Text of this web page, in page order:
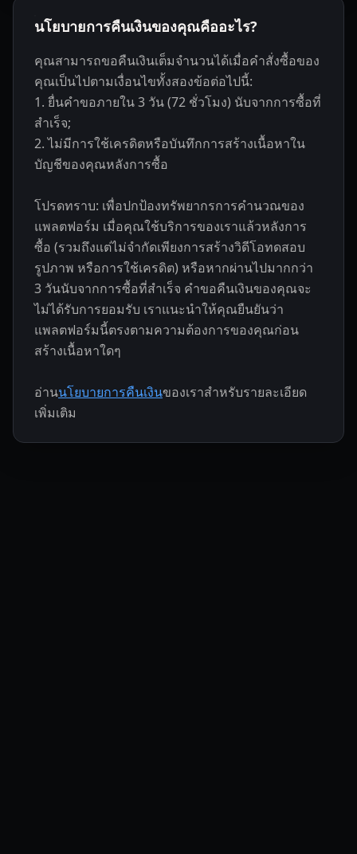
นโยบายการคืนเงินของคุณคืออะไร?
คุณสามารถขอคืนเงินเต็มจำนวนได้เมื่อคำสั่งซื้อของ
คุณเป็นไปตามเงื่อนไขทั้งสองข้อต่อไปนี้:
1. ยื่นคำขอภายใน 3 วัน (72 ชั่วโมง) นับจากการซื้อที่
สำเร็จ;
2. ไม่มีการใช้เครดิตหรือบันทึกการสร้างเนื้อหาใน
บัญชีของคุณหลังการซื้อ
โปรดทราบ: เพื่อปกป้องทรัพยากรการคำนวณของ
แพลตฟอร์ม เมื่อคุณใช้บริการของเราแล้วหลังการ
ซื้อ (รวมถึงแต่ไม่จำกัดเพียงการสร้างวิดีโอทดสอบ
รูปภาพ หรือการใช้เครดิต) หรือหากผ่านไปมากกว่า
3 วันนับจากการซื้อที่สำเร็จ คำขอคืนเงินของคุณจะ
ไม่ได้รับการยอมรับ เราแนะนำให้คุณยืนยันว่า
แพลตฟอร์มนี้ตรงตามความต้องการของคุณก่อน
สร้างเนื้อหาใดๆ
อ่านนโยบายการคืนเงินของเราสำหรับรายละเอียด
เพิ่มเติม